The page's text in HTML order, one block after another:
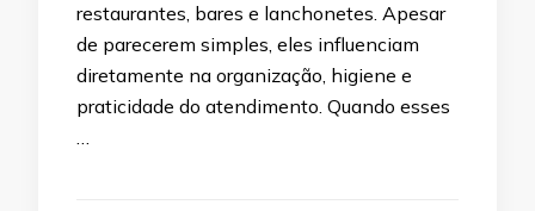
restaurantes, bares e lanchonetes. Apesar
de parecerem simples, eles influenciam
diretamente na organização, higiene e
praticidade do atendimento. Quando esses
…